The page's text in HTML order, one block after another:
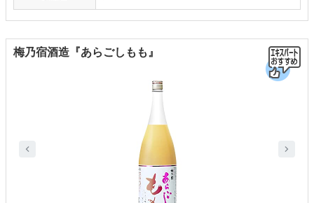
梅乃宿酒造『あらごしもも』